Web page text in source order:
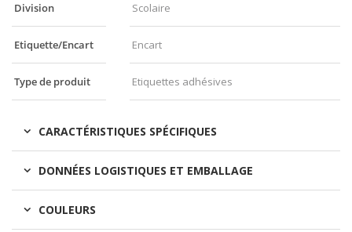
Division Scolaire
Etiquette/Encart Encart
Type de produit Etiquettes adhésives
CARACTÉRISTIQUES SPÉCIFIQUES
DONNÉES LOGISTIQUES ET EMBALLAGE
COULEURS